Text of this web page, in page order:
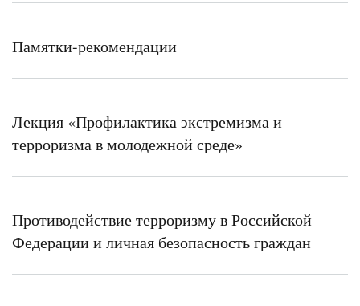
Памятки-рекомендации
Лекция «Профилактика экстремизма и
терроризма в молодежной среде»
Противодействие терроризму в Российской
Федерации и личная безопасность граждан